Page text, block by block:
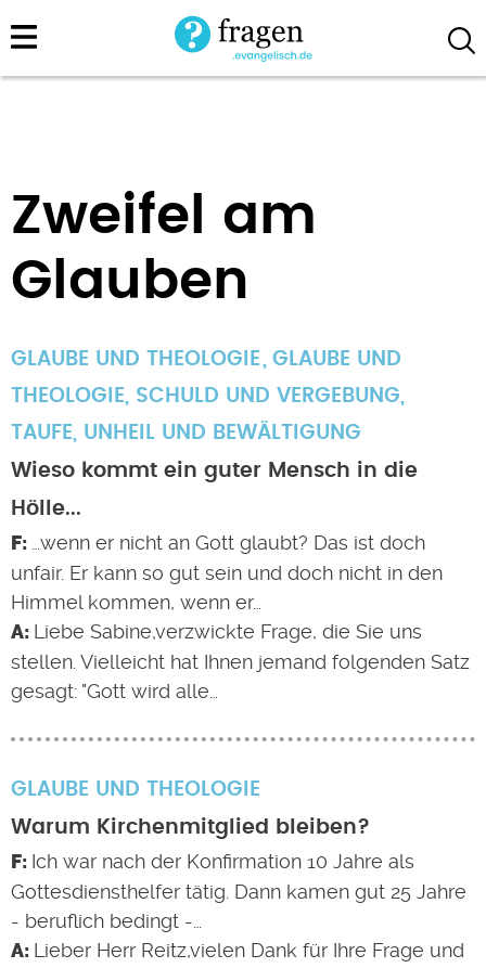
Direkt
zum
Zweifel am
Glauben
GLAUBE UND THEOLOGIE
GLAUBE UND
THEOLOGIE, SCHULD UND VERGEBUNG,
TAUFE, UNHEIL UND BEWÄLTIGUNG
Wieso kommt ein guter Mensch in die
Hölle...
…wenn er nicht an Gott glaubt? Das ist doch
unfair. Er kann so gut sein und doch nicht in den
Himmel kommen, wenn er…
Liebe Sabine,verzwickte Frage, die Sie uns
stellen. Vielleicht hat Ihnen jemand folgenden Satz
gesagt: "Gott wird alle…
GLAUBE UND THEOLOGIE
Warum Kirchenmitglied bleiben?
Ich war nach der Konfirmation 10 Jahre als
Gottesdiensthelfer tätig. Dann kamen gut 25 Jahre
- beruflich bedingt -…
Lieber Herr Reitz,vielen Dank für Ihre Frage und